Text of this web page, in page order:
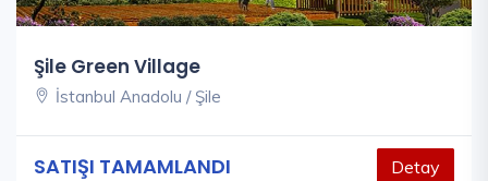
Şile Green Village
İstanbul Anadolu / Şile
SATIŞI TAMAMLANDI Detay